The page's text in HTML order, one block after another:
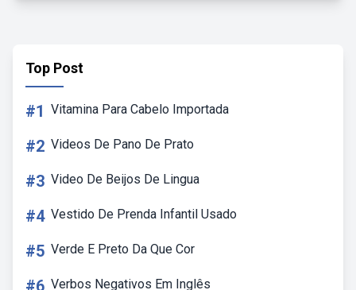
Top Post
#1 Vitamina Para Cabelo Importada
#2 Videos De Pano De Prato
#3 Video De Beijos De Lingua
#4 Vestido De Prenda Infantil Usado
#5 Verde E Preto Da Que Cor
#6 Verbos Negativos Em Inglês